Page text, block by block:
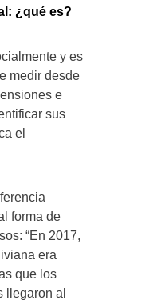
¿qué es?
y es
medir desde
e
sus
el
forma de
“En 2017,
era
que los
llegaron al